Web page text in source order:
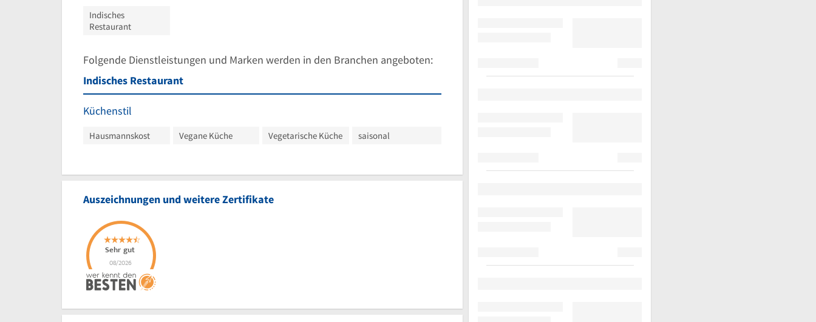
Indisches
Restaurant
Folgende Dienstleistungen und Marken werden in den Branchen angeboten:
Indisches Restaurant
Küchenstil
Hausmannskost Vegane Küche Vegetarische Küche saisonal
Auszeichnungen und weitere Zertifikate